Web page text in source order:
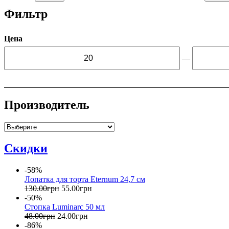
Фильтр
Цена
—
Производитель
Скидки
-58%
Лопатка для торта Eternum 24,7 см
130.00грн 55.00грн
-50%
Стопка Luminarc 50 мл
48.00грн 24.00грн
-86%